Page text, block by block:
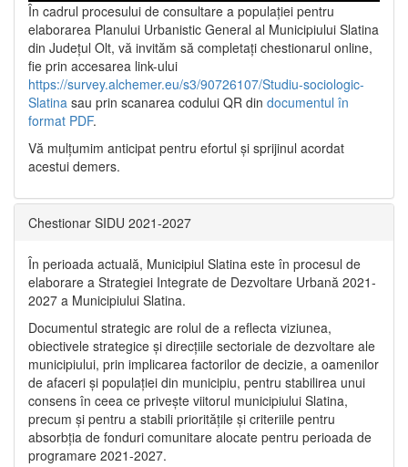
În cadrul procesului de consultare a populaţiei pentru
elaborarea Planului Urbanistic General al Municipiului Slatina
din Județul Olt, vă invităm să completați chestionarul online,
fie prin accesarea link-ului
https://survey.alchemer.eu/s3/90726107/Studiu-sociologic-
Slatina sau prin scanarea codului QR din documentul în
format PDF.
Vă mulţumim anticipat pentru efortul şi sprijinul acordat
acestui demers.
Chestionar SIDU 2021-2027
În perioada actuală, Municipiul Slatina este în procesul de
elaborare a Strategiei Integrate de Dezvoltare Urbană 2021‐
2027 a Municipiului Slatina.
Documentul strategic are rolul de a reflecta viziunea,
obiectivele strategice și direcțiile sectoriale de dezvoltare ale
municipiului, prin implicarea factorilor de decizie, a oamenilor
de afaceri și populației din municipiu, pentru stabilirea unui
consens în ceea ce privește viitorul municipiului Slatina,
precum și pentru a stabili prioritățile și criteriile pentru
absorbția de fonduri comunitare alocate pentru perioada de
programare 2021-2027.